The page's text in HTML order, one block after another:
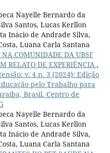
Nayelle Bernardo da
Santos, Lucas Kerllon
Inácio de Andrade Silva,
Luana Carla Santana
NA COMUNIDADE DA UBSF
RELATO DE EXPERIÊNCIA ,
v. 4 n. 3 (2024): Edição
pelo Trabalho para
Brasil. Centro de
Nayelle Bernardo da
Santos, Lucas Kerllon
Inácio de Andrade Silva,
Luana Carla Santana